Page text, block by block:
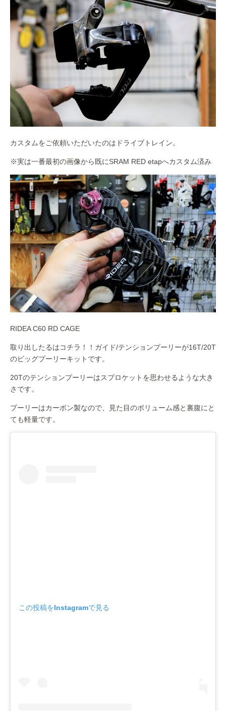
カスタムをご依頼いただいたのはドライブトレイン。
※実は一番最初の画像から既にSRAM RED etapへカスタム済み
RIDEA C60 RD CAGE
取り出したるはコチラ！！ガイド/テンションプーリーが16T/20T
のビッグプーリーキットです。
20Tのテンションプーリーはスプロケットを思わせるような大き
さです。
プーリーはカーボン製なので、見た目のボリューム感と裏腹にと
ても軽量です。
この投稿をInstagramで見る